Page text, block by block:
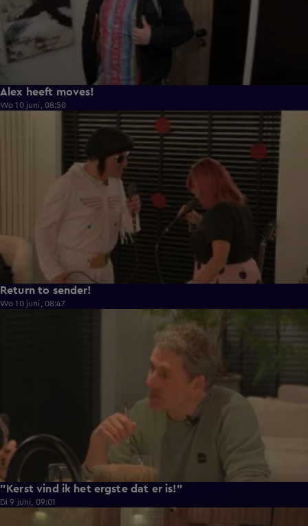
Alex heeft moves!
Wo 10 juni, 08:50
Return to sender!
Wo 10 juni, 08:47
"Kerst vind ik het ergste dat er is!"
Di 9 juni, 09:01